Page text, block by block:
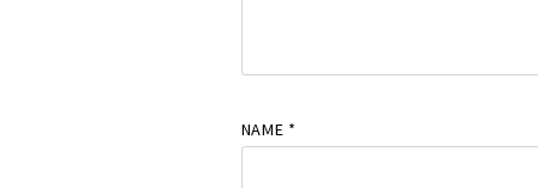
NAME *